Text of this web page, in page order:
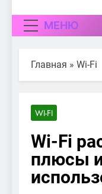
МЕНЮ
Главная » Wi-Fi
WI-FI
Wi-Fi
плюсы